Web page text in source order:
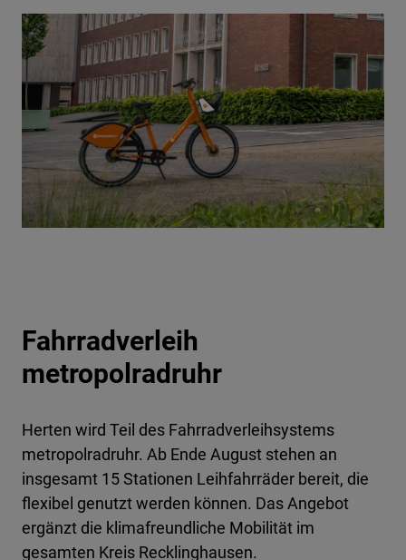
Fahrradverleih
metropolradruhr
Herten wird Teil des Fahrradverleihsystems
metropolradruhr. Ab Ende August stehen an
insgesamt 15 Stationen Leihfahrräder bereit, die
flexibel genutzt werden können. Das Angebot
ergänzt die klimafreundliche Mobilität im
gesamten Kreis Recklinghausen.